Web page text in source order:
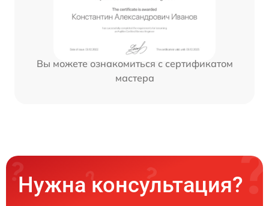
Вы можете ознакомиться с сертификатом
мастера
Нужна консультация?